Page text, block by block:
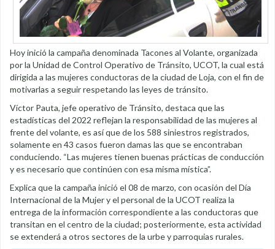
Hoy inició la campaña denominada Tacones al Volante, organizada
por la Unidad de Control Operativo de Tránsito, UCOT, la cual está
dirigida a las mujeres conductoras de la ciudad de Loja, con el fin de
motivarlas a seguir respetando las leyes de tránsito.
Víctor Pauta, jefe operativo de Tránsito, destaca que las
estadísticas del 2022 reflejan la responsabilidad de las mujeres al
frente del volante, es así que de los 588 siniestros registrados,
solamente en 43 casos fueron damas las que se encontraban
conduciendo. “Las mujeres tienen buenas prácticas de conducción
y es necesario que continúen con esa misma mística”.
Explica que la campaña inició el 08 de marzo, con ocasión del Día
Internacional de la Mujer y el personal de la UCOT realiza la
entrega de la información correspondiente a las conductoras que
transitan en el centro de la ciudad; posteriormente, esta actividad
se extenderá a otros sectores de la urbe y parroquias rurales.